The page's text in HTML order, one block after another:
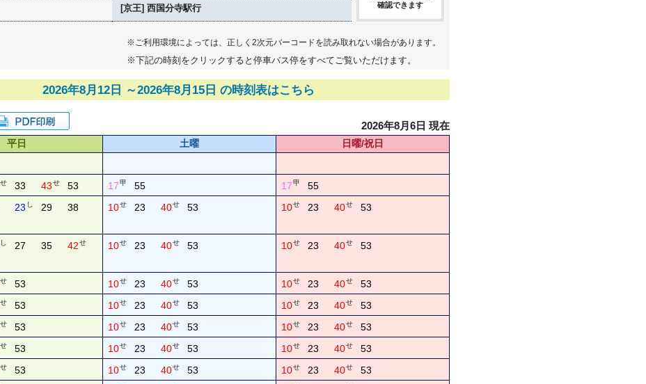
[京王] 西国分寺駅行
確認できます
※ご利用環境によっては、正しく2次元バーコードを読み取れない場合があります。
※下記の時刻をクリックすると停車バス停をすべてご覧いただけます。
2026年8月12日 ～2026年8月15日 の時刻表はこちら
2026年8月6日 現在
平日 土曜
日曜/祝日
せ 33 43せ 53 17甲 55 17甲 55
23 し 29
38
10せ 23 40せ 53 10せ 23 40せ 53
し 27 35 42せ 10せ 23 40せ 53 10せ 23 40せ 53
せ 53 10せ 23 40せ 53 10せ 23 40せ
53
せ 53 10せ 23 40せ 53 10せ 23 40せ
53
せ 53 10せ 23 40せ 53 10せ 23 40せ
53
せ 53 10せ 23 40せ 53 10せ 23 40せ
53
せ 53 10せ 23 40せ 53 10せ 23 40せ
53